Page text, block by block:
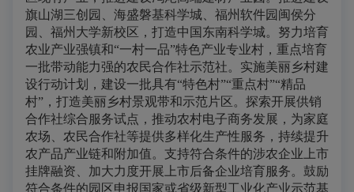
旗山湖三创园、海盛磐基科学城、福州软件园闽侯分
园、福州大学新校区，打造中国东南科学城。努力培育
农业产业强镇和“一村一品”特色产业专业村，重点培育
一批带动能力强的农民合作社示范社。实施美丽乡村建
设行动计划，建设一批具有“特色村”“重点村”“精品
村”，打造美丽乡村景观带和示范片区。探索开展供销
合作社综合服务试点，推动农村电子商务发展，为家庭
农场、农民合作社等提供多样化生产性服务，持续提升
农产品产业链和附加值。支持符合条件的涉农企业上市
挂牌融资、加大力度开展上市后备企业培育服务。鼓励
符合条件的园区申报国家或省级新型工业化产业示范基